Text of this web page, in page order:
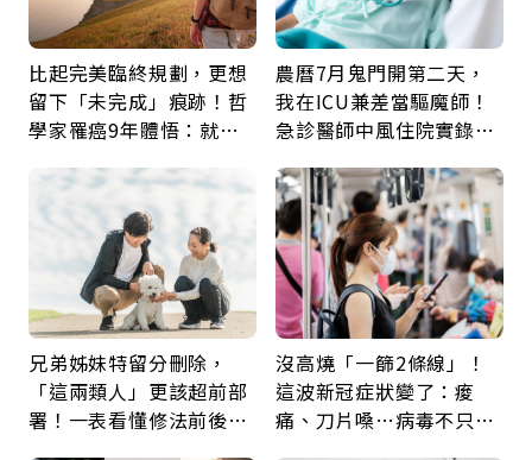
比起完美臨終規劃，更想
留下「未完成」痕跡！哲
學家罹癌9年體悟：就算
天相遇
農曆7月鬼門開第二天，
我在ICU兼差當驅魔師！
急診醫師中風住院實錄：
兄弟姊妹特留分刪除，
「這兩類人」更該超前部
署！一表看懂修法前後差
沒高燒「一篩2條線」！
這波新冠症狀變了：痠
痛、刀片嗓…病毒不只攻